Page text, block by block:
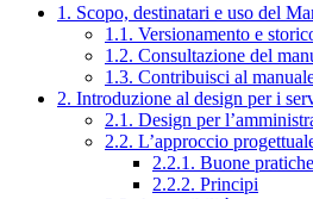
1. Scopo, destinatari e uso del
1.1. Versionamento e
1.2. Consultazione del
1.3. Contribuisci al
2. Introduzione al design per i
2.1. Design per
2.2. L’approccio
2.2.1. Buone pratiche
2.2.2. Principi